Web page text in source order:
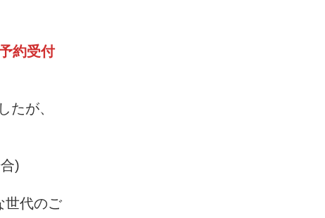
約受付
たが、
)
世代のご